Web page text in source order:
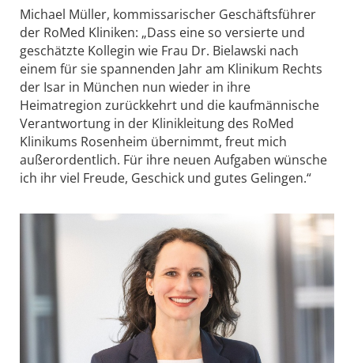
Michael Müller, kommissarischer Geschäftsführer
der RoMed Kliniken: „Dass eine so versierte und
geschätzte Kollegin wie Frau Dr. Bielawski nach
einem für sie spannenden Jahr am Klinikum Rechts
der Isar in München nun wieder in ihre
Heimatregion zurückkehrt und die kaufmännische
Verantwortung in der Klinikleitung des RoMed
Klinikums Rosenheim übernimmt, freut mich
außerordentlich. Für ihre neuen Aufgaben wünsche
ich ihr viel Freude, Geschick und gutes Gelingen.“